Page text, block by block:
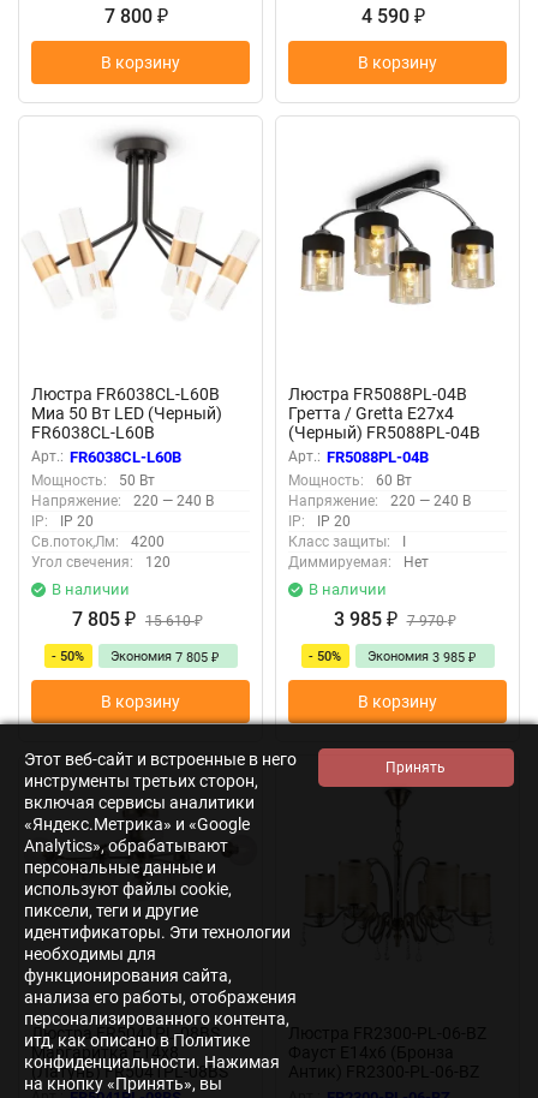
7 800 ₽
В корзину
4 590 ₽
В корзину
Люстра FR6038CL-L60B
Миа 50 Вт LED (Черный)
FR6038CL-L60B
Арт.: FR6038CL-L60B
Мощность:
50 Вт
Напряжение:
220 — 240 В
IP:
IP 20
Св.поток,Лм:
4200
Угол свечения:
120
В наличии
7 805 ₽ 15 610₽
- 50% Экономия 7 805 ₽
В корзину
Люстра FR5088PL-04B
Гретта / Gretta E27x4
(Черный) FR5088PL-04B
Арт.: FR5088PL-04B
Мощность:
60 Вт
Напряжение:
220 — 240 В
IP:
IP 20
Класс защиты:
Диммируемая:
Нет
В наличии
3 985 ₽ 7 970₽
- 50% Экономия 3 985 ₽
В корзину
Люстра FR5041PL-08BS
Маргаритка E14x8
(Латунь) FR5041PL-08BS
Этот веб-сайт и встроенные в него
инструменты третьих сторон,
включая сервисы аналитики
«Яндекс.Метрика» и «Google
Analytics», обрабатывают
персональные данные и
используют файлы cookie,
пиксели, теги и другие
идентификаторы. Эти технологии
необходимы для
функционирования сайта,
анализа его работы, отображения
персонализированного контента,
итд, как описано в Политике
конфиденциальности. Нажимая
на кнопку «Принять», вы